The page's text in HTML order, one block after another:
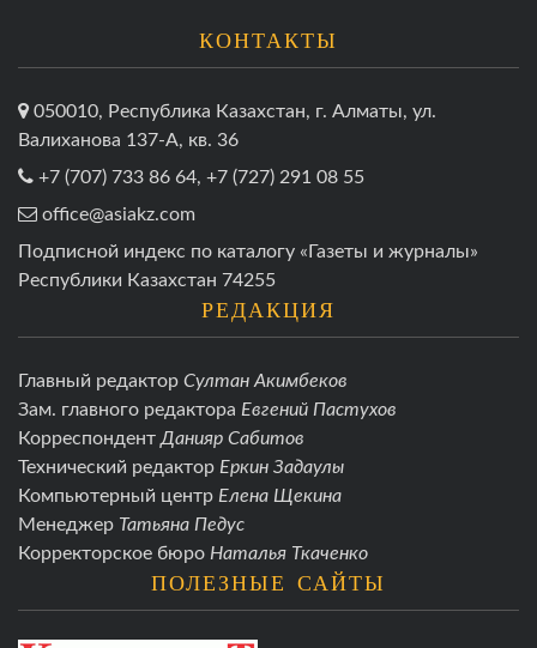
КОНТАКТЫ
050010, Республика Казахстан, г. Алматы, ул.
Валиханова 137-А, кв. 36
+7 (707) 733 86 64, +7 (727) 291 08 55
office@asiakz.com
Подписной индекс по каталогу «Газеты и журналы»
Республики Казахстан 74255
РЕДАКЦИЯ
Главный редактор Султан Акимбеков
Зам. главного редактора Евгений Пастухов
Корреспондент Данияр Сабитов
Технический редактор Еркин Задаулы
Компьютерный центр Елена Щекина
Менеджер Татьяна Педус
Корректорское бюро Наталья Ткаченко
ПОЛЕЗНЫЕ САЙТЫ